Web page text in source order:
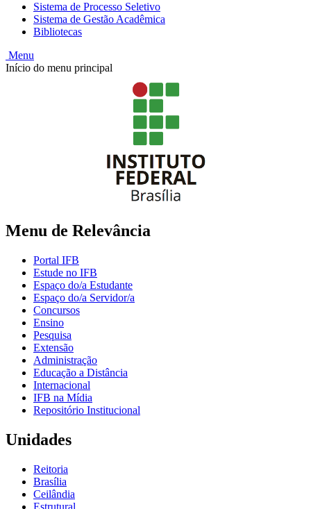
Sistema de Processo Seletivo
Sistema de Gestão Acadêmica
Bibliotecas
Menu
Início do menu principal
Menu de Relevância
Portal IFB
Estude no IFB
Espaço do/a Estudante
Espaço do/a Servidor/a
Concursos
Ensino
Pesquisa
Extensão
Administração
Educação a Distância
Internacional
IFB na Mídia
Repositório Institucional
Unidades
Reitoria
Brasília
Ceilândia
Estrutural